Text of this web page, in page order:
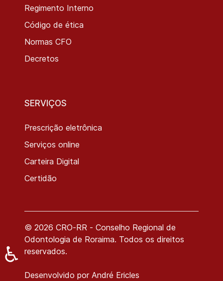
Regimento Interno
Código de ética
Normas CFO
Decretos
SERVIÇOS
Prescrição eletrônica
Serviços online
Carteira Digital
Certidão
© 2026 CRO-RR - Conselho Regional de
Odontologia de Roraima. Todos os direitos
reservados.
Desenvolvido por André Ericles